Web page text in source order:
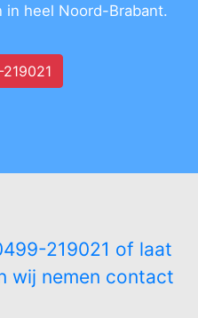
heel Noord-Brabant.
219021 of laat
wij nemen contact